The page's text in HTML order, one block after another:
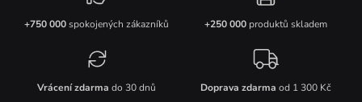
+750 000spokojených zákazníků +250 000produktů skladem
Vrácení zdarma do 30 dnů Doprava zdarma od 1 300 Kč